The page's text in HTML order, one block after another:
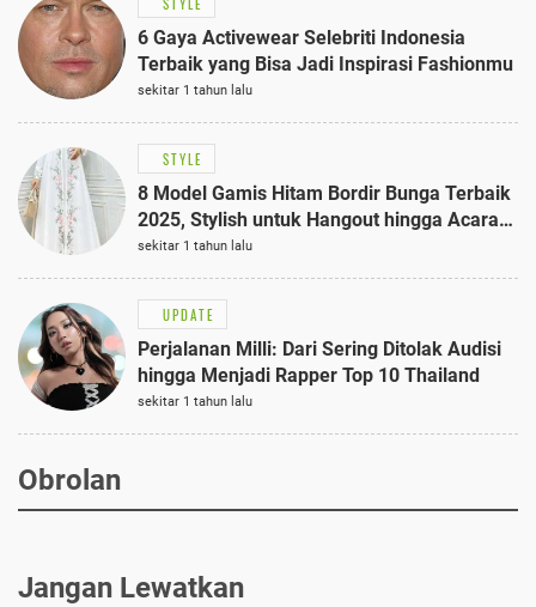
STYLE
6 Gaya Activewear Selebriti Indonesia
Terbaik yang Bisa Jadi Inspirasi Fashionmu
sekitar 1 tahun lalu
STYLE
8 Model Gamis Hitam Bordir Bunga Terbaik
2025, Stylish untuk Hangout hingga Acara
Semi-Formal
sekitar 1 tahun lalu
UPDATE
Perjalanan Milli: Dari Sering Ditolak Audisi
hingga Menjadi Rapper Top 10 Thailand
sekitar 1 tahun lalu
Obrolan
Jangan Lewatkan